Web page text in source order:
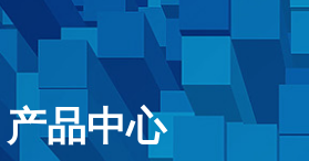
产品中心